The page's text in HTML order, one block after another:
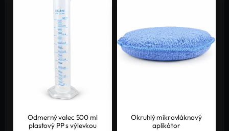
Odmerný valec 500 ml
plastový PP s výlevkou
Okruhlý mikrovláknový
aplikátor